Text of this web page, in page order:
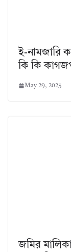
ই-নামজারি
কি কি
May 29, 2025
জমির